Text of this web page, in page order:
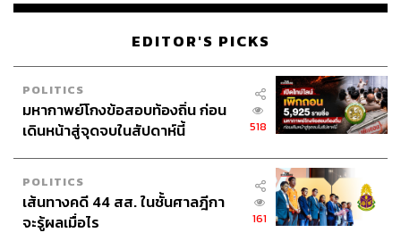
EDITOR'S PICKS
POLITICS
มหากาพย์โกงข้อสอบท้องถิ่น ก่อน
เดินหน้าสู่จุดจบในสัปดาห์นี้
518
POLITICS
เส้นทางคดี 44 สส. ในชั้นศาลฎีกา
จะรู้ผลเมื่อไร
161